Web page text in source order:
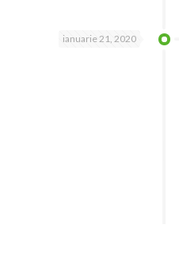
ianuarie 21, 2020